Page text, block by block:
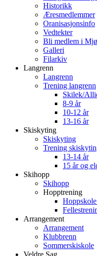
Historikk
Æresmedlemmer
Oranisasjonsinfo
Vedtekter
Bli medlem i
Galleri
Filarkiv
Langrenn
Langrenn
Trening langrenn
Skilek/
8-9 år
10-12 år
13-16 år
Skiskyting
Skiskyting
Trening
13-14 år
15 år og
Skihopp
Skihopp
Hopptrening
Arrangement
Arrangement
Klubbrenn
Sommerskiskole
Veldre Sag